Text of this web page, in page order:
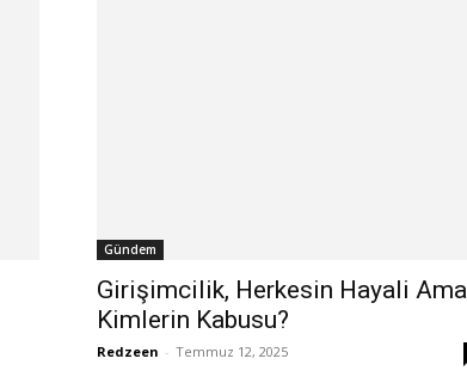
Gündem
Girişimcilik, Herkesin Hayali Ama
Kimlerin Kabusu?
Redzeen - Temmuz 12, 2025